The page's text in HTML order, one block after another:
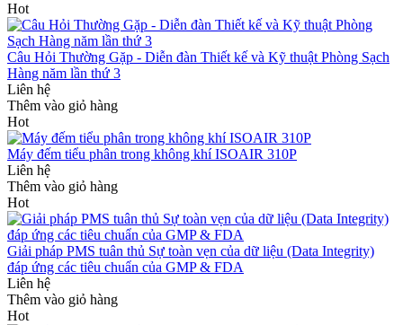
Hot
Câu Hỏi Thường Gặp - Diễn đàn Thiết kế và Kỹ thuật Phòng Sạch
Hàng năm lần thứ 3
Liên hệ
Thêm vào giỏ hàng
Hot
Máy đếm tiểu phân trong không khí ISOAIR 310P
Liên hệ
Thêm vào giỏ hàng
Hot
Giải pháp PMS tuân thủ Sự toàn vẹn của dữ liệu (Data Integrity)
đáp ứng các tiêu chuẩn của GMP & FDA
Liên hệ
Thêm vào giỏ hàng
Hot